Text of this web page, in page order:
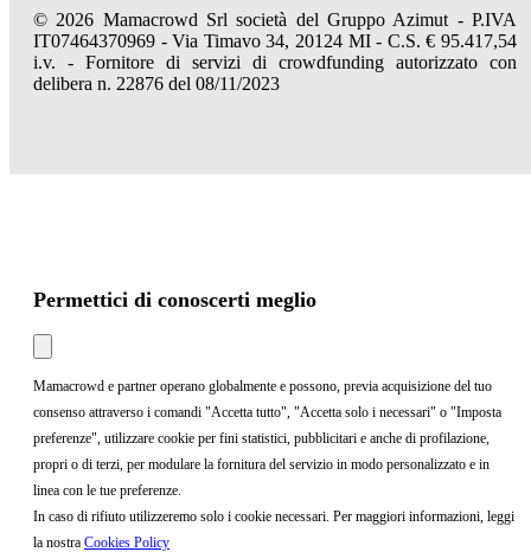
© 2026 Mamacrowd Srl società del Gruppo Azimut - P.IVA
IT07464370969 - Via Timavo 34, 20124 MI - C.S. € 95.417,54
i.v. - Fornitore di servizi di crowdfunding autorizzato con
delibera n. 22876 del 08/11/2023
Permettici di conoscerti meglio
Mamacrowd e partner operano globalmente e possono, previa acquisizione del tuo
consenso attraverso i comandi "Accetta tutto", "Accetta solo i necessari" o "Imposta
preferenze", utilizzare cookie per fini statistici, pubblicitari e anche di profilazione,
propri o di terzi, per modulare la fornitura del servizio in modo personalizzato e in
linea con le tue preferenze.
In caso di rifiuto utilizzeremo solo i cookie necessari. Per maggiori informazioni, leggi
la nostra Cookies Policy